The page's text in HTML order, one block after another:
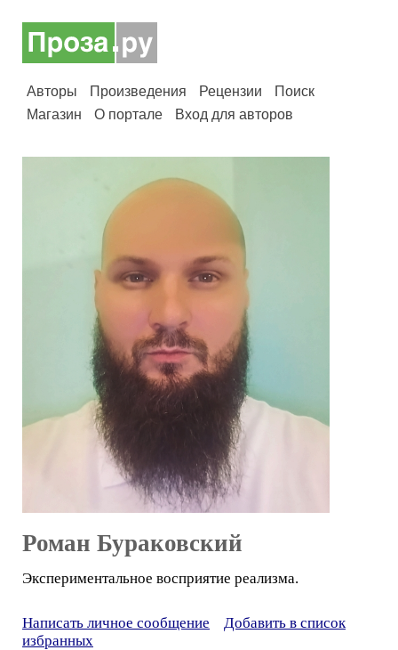
Авторы Произведения Рецензии
Поиск
Магазин
О портале Вход для авторов
Роман Бураковский
Экспериментальное восприятие реализма.
Написать личное сообщение
Добавить в список
избранных